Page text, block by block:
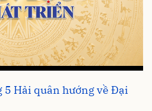
5 Hải quân hướng về Đại